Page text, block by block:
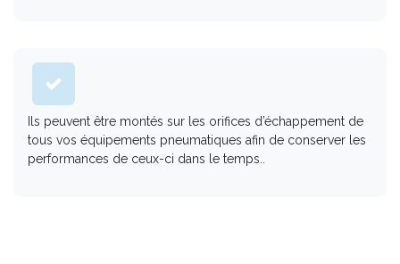
Ils peuvent être montés sur les orifices d’échappement de
tous vos équipements pneumatiques afin de conserver les
performances de ceux-ci dans le temps..